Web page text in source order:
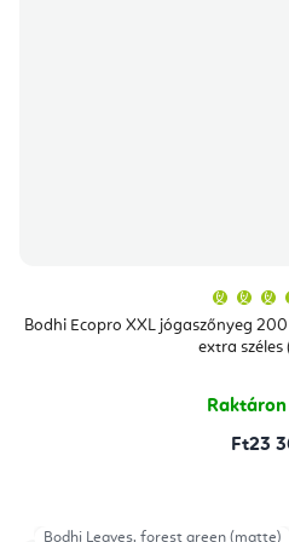
Bodhi Ecopro XXL jógaszőnyeg
extra széles
Raktáron
Ft23
Bodhi Leaves, forest green (matte)